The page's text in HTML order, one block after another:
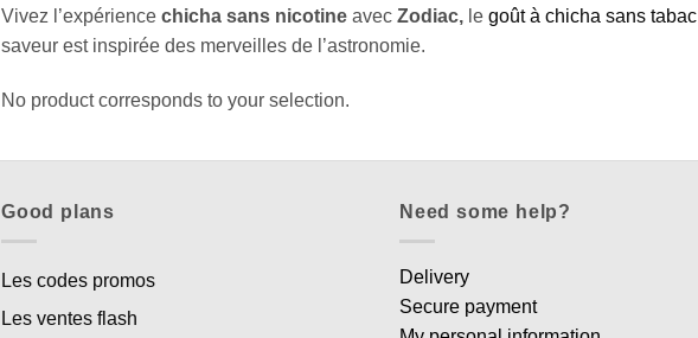
Vivez l’expérience chicha sans nicotine avec Zodiac, le goût à chicha sans tabac
saveur est inspirée des merveilles de l’astronomie.
No product corresponds to your selection.
Good plans
Les codes promos
Les ventes flash
Need some help?
Delivery
Secure payment